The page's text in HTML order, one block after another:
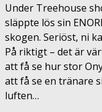
Under Treehouse
släppte lös sin
skogen. Seriöst, ni
På riktigt – det är
att få se hur stor
att få se en tränare
luften…